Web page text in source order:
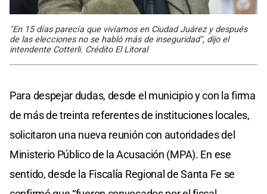
"En 15 días parecía que vivíamos en Ciudad Juárez y después
de las elecciones no se habló más de inseguridad", dijo el
intendente Cotterli. Crédito El Litoral
Para despejar dudas, desde el municipio y con la firma
de más de treinta referentes de instituciones locales,
solicitaron una nueva reunión con autoridades del
Ministerio Público de la Acusación (MPA). En ese
sentido, desde la Fiscalía Regional de Santa Fe se